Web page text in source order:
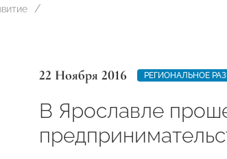
22 Ноября 2016 РЕГИОНАЛЬНОЕ
В Ярославле